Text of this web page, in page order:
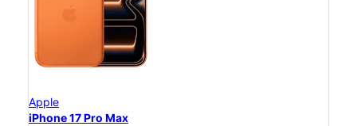
Apple
iPhone 17 Pro Max